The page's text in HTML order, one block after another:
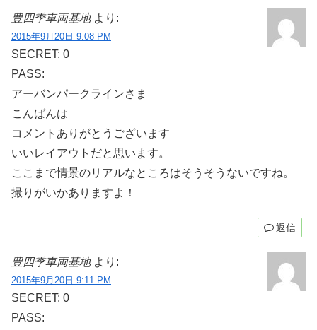
豊四季車両基地 より:
2015年9月20日 9:08 PM
SECRET: 0
PASS:
アーバンパークラインさま
こんばんは
コメントありがとうございます
いいレイアウトだと思います。
ここまで情景のリアルなところはそうそうないですね。
撮りがいかありますよ！
返信
豊四季車両基地 より:
2015年9月20日 9:11 PM
SECRET: 0
PASS: